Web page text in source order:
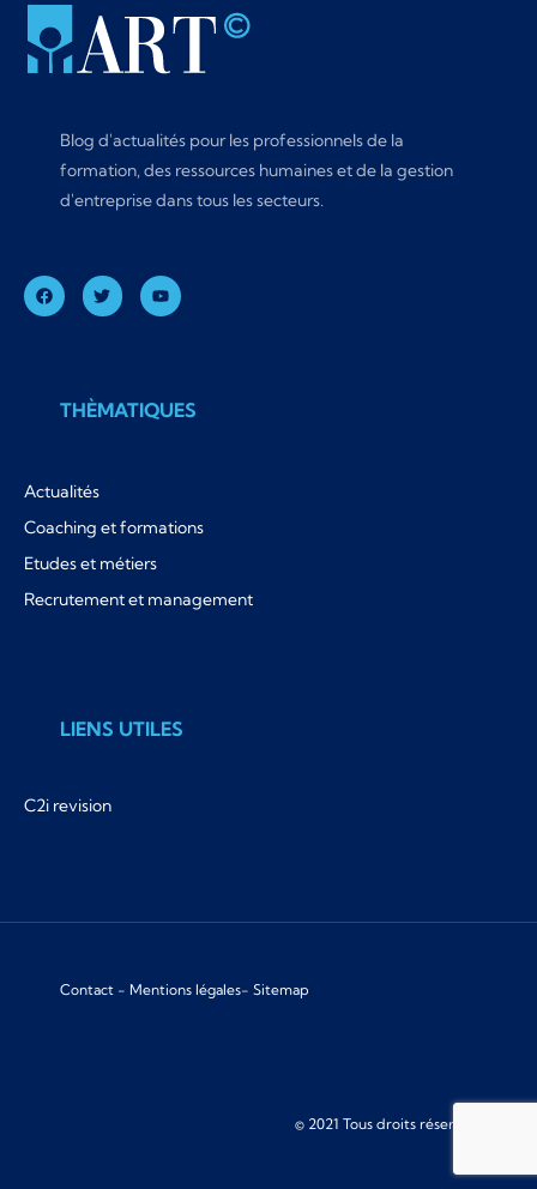
Blog d'actualités pour les professionnels de la
formation, des ressources humaines et de la gestion
d'entreprise dans tous les secteurs.
THÈMATIQUES
Actualités
Coaching et formations
Etudes et métiers
Recrutement et management
LIENS UTILES
C2i revision
Contact - Mentions légales- Sitemap
© 2021 Tous droits réservés